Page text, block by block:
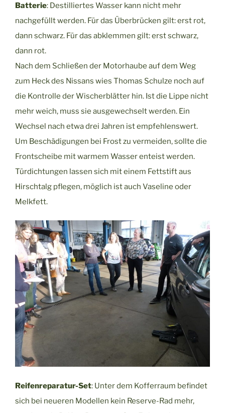
Batterie: Destilliertes Wasser kann nicht mehr
nachgefüllt werden. Für das Überbrücken gilt: erst rot,
dann schwarz. Für das abklemmen gilt: erst schwarz,
dann rot.
Nach dem Schließen der Motorhaube auf dem Weg
zum Heck des Nissans wies Thomas Schulze noch auf
die Kontrolle der Wischerblätter hin. Ist die Lippe nicht
mehr weich, muss sie ausgewechselt werden. Ein
Wechsel nach etwa drei Jahren ist empfehlenswert.
Um Beschädigungen bei Frost zu vermeiden, sollte die
Frontscheibe mit warmem Wasser enteist werden.
Türdichtungen lassen sich mit einem Fettstift aus
Hirschtalg pflegen, möglich ist auch Vaseline oder
Melkfett.
Reifenreparatur-Set: Unter dem Kofferraum befindet
sich bei neueren Modellen kein Reserve-Rad mehr,